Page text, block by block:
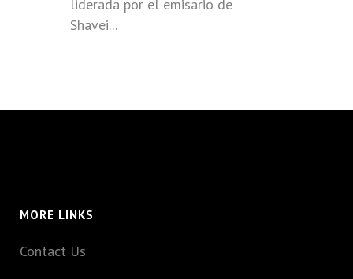
liderada por el emisario de
Shavei...
MORE LINKS
Contact Us